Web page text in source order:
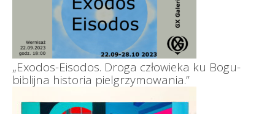
„Exodos-Eisodos. Droga człowieka ku Bogu-
biblijna historia pielgrzymowania.”